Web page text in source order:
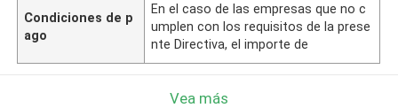
Condiciones de p
ago
En el caso de las empresas que no c
umplen con los requisitos de la prese
nte Directiva, el importe de
Vea más